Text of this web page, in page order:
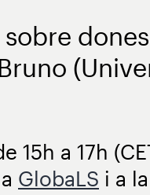
15h a 17h
GlobaLS i a